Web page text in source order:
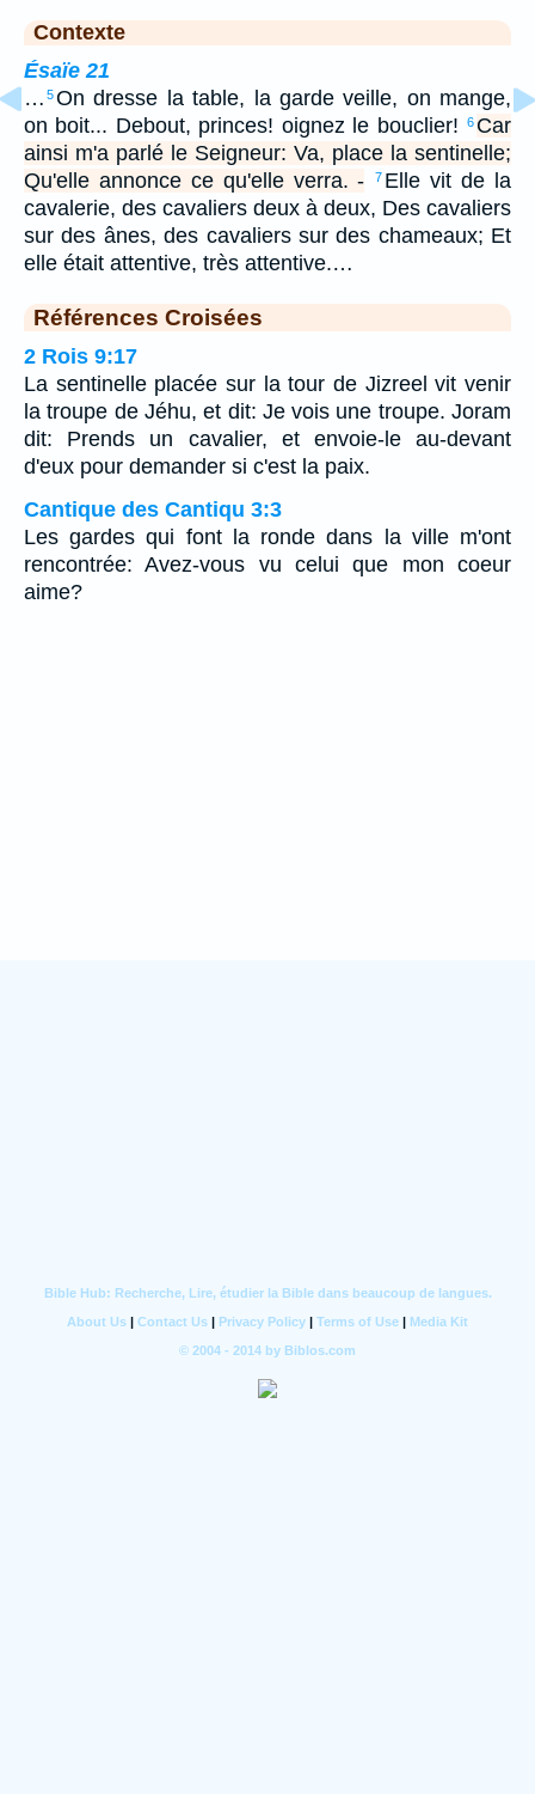
Contexte
Ésaïe 21
… 5On dresse la table, la garde veille, on mange,
on boit... Debout, princes! oignez le bouclier!
6 Car
ainsi m'a parlé le Seigneur: Va, place la sentinelle;
Qu'elle annonce ce qu'elle verra. -
7 Elle vit de la
cavalerie, des cavaliers deux à deux, Des cavaliers
sur des ânes, des cavaliers sur des chameaux; Et
elle était attentive, très attentive.…
Références Croisées
2 Rois 9:17
La sentinelle placée sur la tour de Jizreel vit venir
la troupe de Jéhu, et dit: Je vois une troupe. Joram
dit: Prends un cavalier, et envoie-le au-devant
d'eux pour demander si c'est la paix.
Cantique des Cantiqu 3:3
Les gardes qui font la ronde dans la ville m'ont
rencontrée: Avez-vous vu celui que mon coeur
aime?